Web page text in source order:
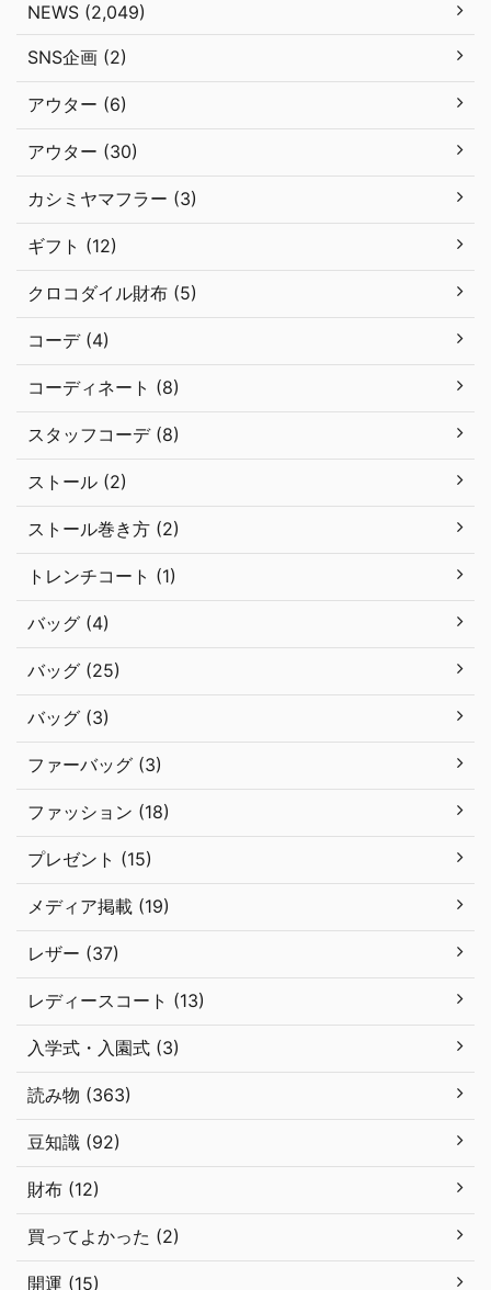
NEWS (2,049)
SNS企画 (2)
アウター (6)
アウター (30)
カシミヤマフラー (3)
ギフト (12)
クロコダイル財布 (5)
コーデ (4)
コーディネート (8)
スタッフコーデ (8)
ストール (2)
ストール巻き方 (2)
トレンチコート (1)
バッグ (4)
バッグ (25)
バッグ (3)
ファーバッグ (3)
ファッション (18)
プレゼント (15)
メディア掲載 (19)
レザー (37)
レディースコート (13)
入学式・入園式 (3)
読み物 (363)
豆知識 (92)
財布 (12)
買ってよかった (2)
開運 (15)